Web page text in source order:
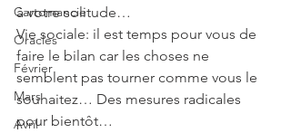
Cartomancie
Oracles
Février
Mars
Avril
à votre solitude…
Vie sociale: il est temps pour vous de
faire le bilan car les choses ne
semblent pas tourner comme vous le
souhaitez… Des mesures radicales
pour bientôt…